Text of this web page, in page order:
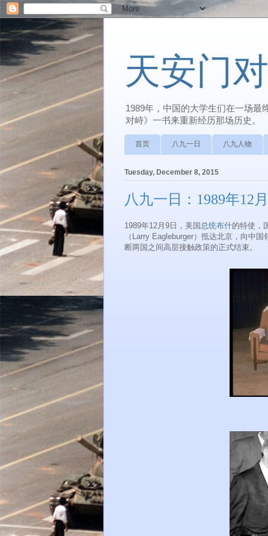
天安门
1989年，中国的大学生们在一场最
对峙》一书来重新经历那场历史。
首页 八九一日 八九人物
Tuesday, December 8, 2015
八九一日：1989年12
1989年12月9日，美国总统布什的特使，
（Larry Eagleburger）抵达北京，向中
断两国之间高层接触政策的正式结束。